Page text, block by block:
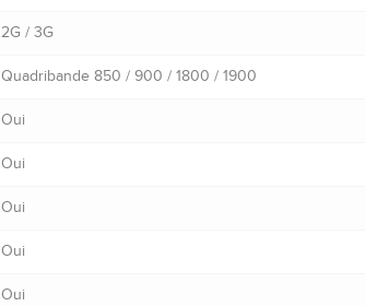
2G / 3G
Quadribande 850 / 900 / 1800 / 1900
Oui
Oui
Oui
Oui
Oui